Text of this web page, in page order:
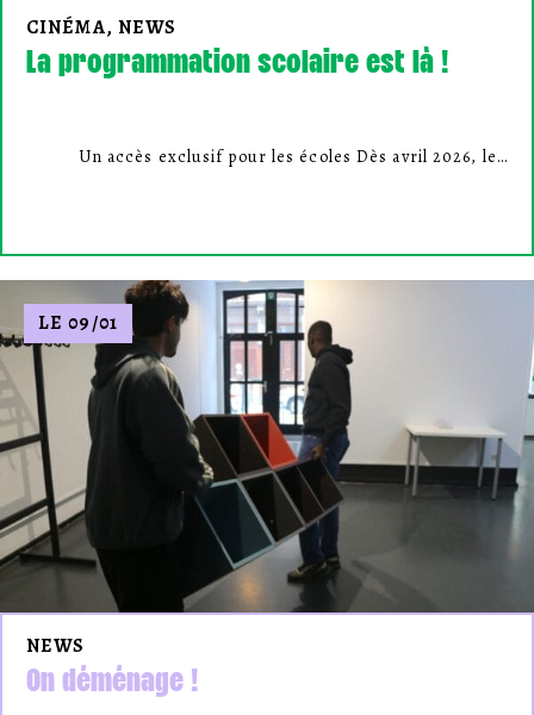
CINÉMA, NEWS
La programmation scolaire est là !
Un accès exclusif pour les écoles Dès avril 2026, le…
LE 09/01
NEWS
On déménage !